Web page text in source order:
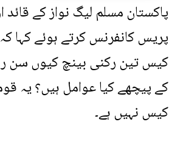
پاکستان مسلم لیگ نواز کے
پریس کانفرنس کرتے ہوئے کہا
کیس تین رکنی بینچ کیوں سن
کے پیچھے کیا عوامل ہیں؟ یہ
کیس نہیں ہے۔